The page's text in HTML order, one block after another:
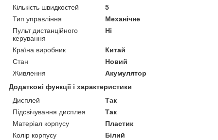
Кількість швидкостей
5
Тип управління
Механічне
Пульт дистанційного
керування
Ні
Країна виробник
Китай
Стан
Новий
Живлення
Акумулятор
Додаткові функції і характеристики
Дисплей
Так
Підсвічування дисплея
Так
Матеріал корпусу
Пластик
Колір корпусу
Білий